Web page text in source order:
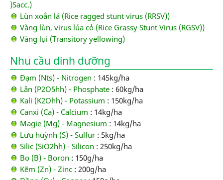
)Sacc.)
Lùn xoắn lá (Rice ragged stunt virus (RRSV))
Vàng lùn, virus lúa cỏ (Rice Grassy Stunt Virus (RGSV))
Vàng lụi (Transitory yellowing)
Nhu cầu dinh dưỡng
Đạm (Nts) - Nitrogen : 145kg/ha
Lân (P2O5hh) - Phosphate : 60kg/ha
Kali (K2Ohh) - Potassium : 150kg/ha
Canxi (Ca) - Calcium : 14kg/ha
Magie (Mg) - Magnesium : 14kg/ha
Lưu huỳnh (S) - Sulfur : 5kg/ha
Silic (SiO2hh) - Silicon : 250kg/ha
Bo (B) - Boron : 150g/ha
Kẽm (Zn) - Zinc : 200g/ha